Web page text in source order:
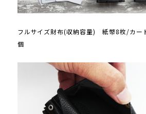
フルサイズ財布(収納容量) 紙幣8枚/カー
個